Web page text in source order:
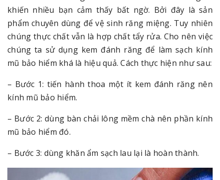
khiến nhiều bạn cảm thấy bất ngờ. Bởi đây là sản
phẩm chuyên dùng để vệ sinh răng miệng. Tuy nhiên
chúng thực chất vẫn là hợp chất tẩy rửa. Cho nên việc
chúng ta sử dụng kem đánh răng để làm sạch kính
mũ bảo hiểm khá là hiệu quả. Cách thực hiện như sau:
– Bước 1: tiến hành thoa một ít kem đánh răng nên
kính mũ bảo hiểm.
– Bước 2: dùng bàn chải lông mềm chà nên phần kính
mũ bảo hiểm đó.
– Bước 3: dùng khăn ẩm sạch lau lại là hoàn thành.